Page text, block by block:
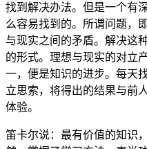
找到解决办法。但是一个有
么容易找到的。所谓问题，
与现实之间的矛盾。解决这
的形式。理想与现实的对立
一，便是知识的进步。每天
立思索，将得出的结果与前
体验。
笛卡尔说：最有价值的知识